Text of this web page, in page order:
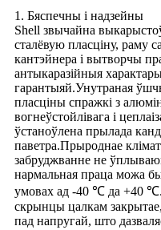
1. Бяспечны і надзейны
Shell звычайна
сталёвую пласціну, раму
кантэйнера і вытворчы
антыкаразійныя
гарантыяй.Унутраная
пласціны спражкі з
вогнеўстойлівага і
ўстаноўлена прылада
паветра.Прыроднае
забруджванне не
нармальная праца можа
умовах ад -40 ℃ да +40
скрынцы цалкам
пад напругай, што